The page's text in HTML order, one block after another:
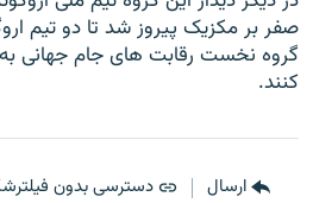
صفر بر مکزیک پیروز شد تا دو تيم
گروه نخست رقابت های جام جهانی
کنند.
ارسال دسترسی بدون